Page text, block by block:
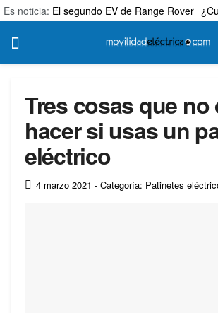
Es noticia: El segundo EV de Range Rover
Tres cosas que no
hacer si usas un
eléctrico
4 marzo 2021 - Categoría: Patinetes